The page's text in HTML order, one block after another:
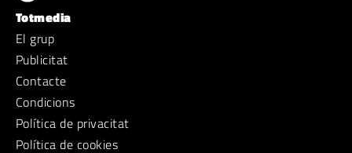
Totmedia
El grup
Publicitat
Contacte
Condicions
Política de privacitat
Política de cookies